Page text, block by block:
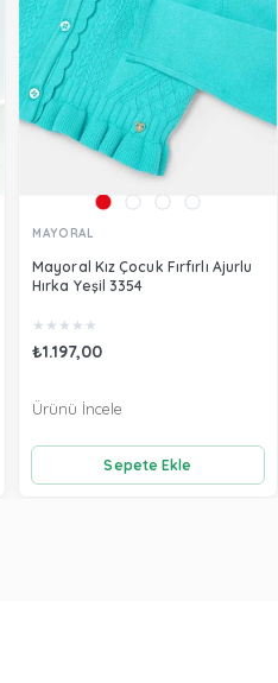
MAYORAL
Mayoral Kız Çocuk Fırfırlı Ajurlu
Hırka Yeşil 3354
★ ★ ★ ★ ★
₺1.197,00
Sepete Ekle
Ürünü İncele